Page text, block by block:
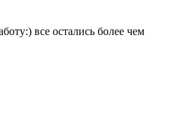
все остались более чем